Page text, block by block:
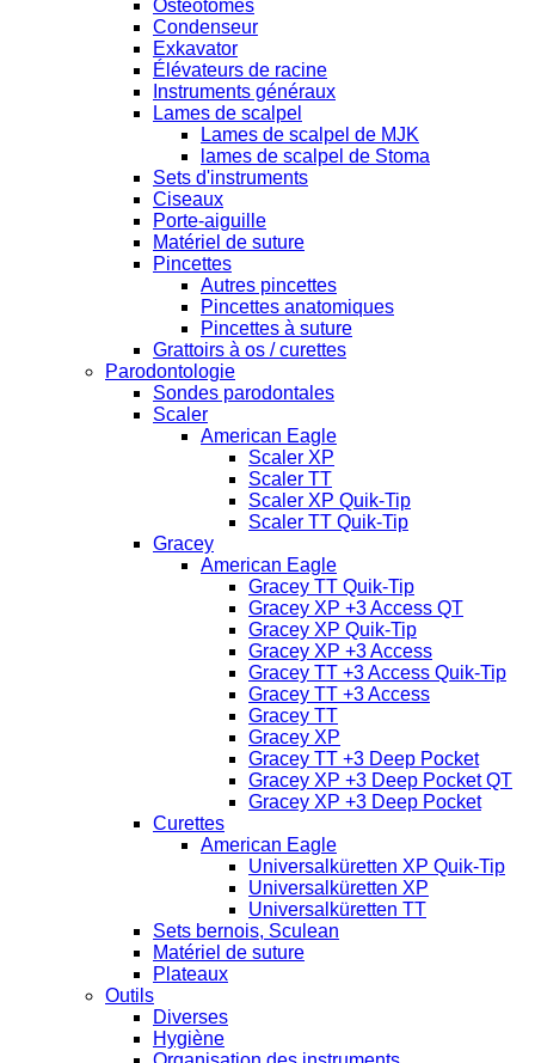
Ostéotomes
Condenseur
Exkavator
Élévateurs de racine
Instruments généraux
Lames de scalpel
Lames de scalpel de MJK
lames de scalpel de Stoma
Sets d'instruments
Ciseaux
Porte-aiguille
Matériel de suture
Pincettes
Autres pincettes
Pincettes anatomiques
Pincettes à suture
Grattoirs à os / curettes
Parodontologie
Sondes parodontales
Scaler
American Eagle
Scaler XP
Scaler TT
Scaler XP Quik-Tip
Scaler TT Quik-Tip
Gracey
American Eagle
Gracey TT Quik-Tip
Gracey XP +3 Access QT
Gracey XP Quik-Tip
Gracey XP +3 Access
Gracey TT +3 Access Quik-Tip
Gracey TT +3 Access
Gracey TT
Gracey XP
Gracey TT +3 Deep Pocket
Gracey XP +3 Deep Pocket QT
Gracey XP +3 Deep Pocket
Curettes
American Eagle
Universalküretten XP Quik-Tip
Universalküretten XP
Universalküretten TT
Sets bernois, Sculean
Matériel de suture
Plateaux
Outils
Diverses
Hygiène